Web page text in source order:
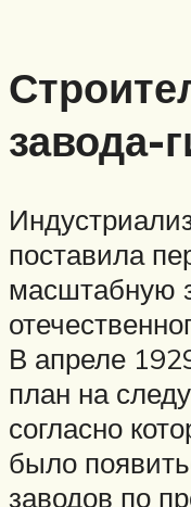
завода-
поставила
масштабную
В апреле
план на
согласно
было
заводов по